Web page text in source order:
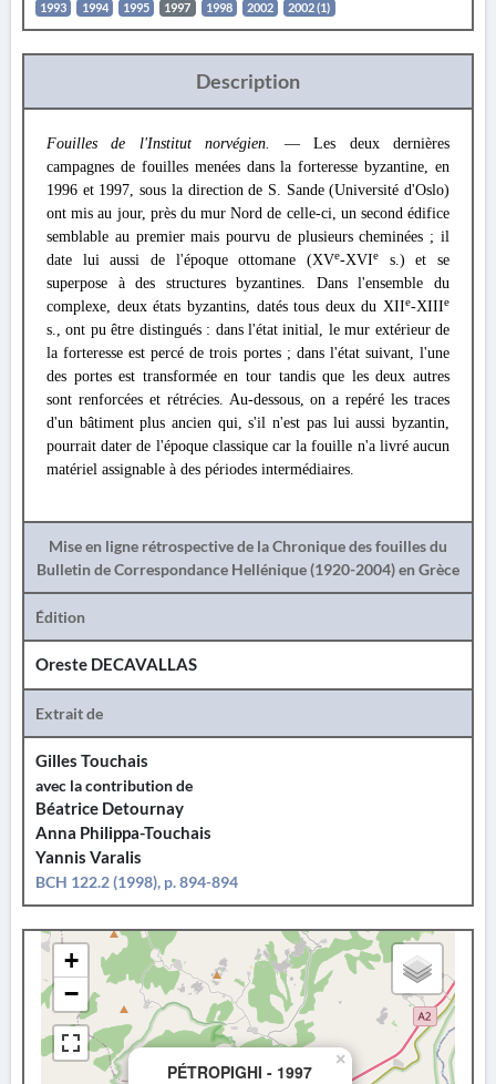
1993 1994 1995 1997 1998 2002 2002 (1)
Description
Fouilles de l'Institut norvégien.
— Les deux dernières
campagnes de fouilles menées dans la forteresse byzantine, en
1996 et 1997, sous la direction de S. Sande (Université d'Oslo)
ont mis au jour, près du mur Nord de celle-ci, un second édifice
semblable au premier mais pourvu de plusieurs cheminées ; il
date lui aussi de l'époque ottomane (XVe-XVIe
s.) et se
superpose à des structures byzantines. Dans l'ensemble du
complexe, deux états byzantins, datés tous deux du XIIe-XIIIe
s., ont pu être distingués : dans l'état initial, le mur extérieur de
la forteresse est percé de trois portes ; dans l'état suivant, l'une
des portes est transformée en tour tandis que les deux autres
sont renforcées et rétrécies. Au-dessous, on a repéré les traces
d'un bâtiment plus ancien qui, s'il n'est pas lui aussi byzantin,
pourrait dater de l'époque classique car la fouille n'a livré aucun
matériel assignable à des périodes intermédiaires.
Mise en ligne rétrospective de la Chronique des fouilles du
Bulletin de Correspondance Hellénique (1920-2004) en Grèce
Édition
Oreste DECAVALLAS
Extrait de
Gilles Touchais
avec la contribution de
Béatrice Detournay
Anna Philippa-Touchais
Yannis Varalis
BCH 122.2 (1998), p. 894-894
PÉTROPIGHI - 1997
×
+
−